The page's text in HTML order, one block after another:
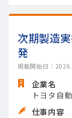
次期製造
発
掲載開始日：
企業名
トヨタ自
仕事内容